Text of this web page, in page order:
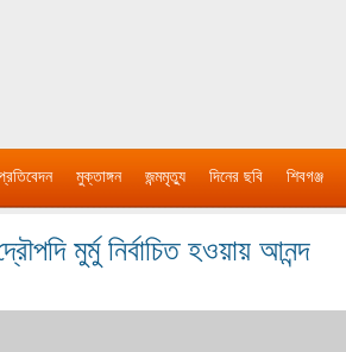
মুক্তাঙ্গন জন্মমৃত্যু দিনের ছবি শিবগঞ্জ
মুর্মু নির্বাচিত হওয়ায় আনন্দ